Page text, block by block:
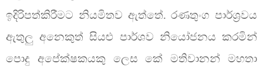
ඉදිරිපත්කිරීමට නියමිතව ඇත්තේ. රණතුංග පාර්ශ්‍රවය
ඇතුලු අනෙකුත් සියළු පාර්ශව නියෝජනය කරමින්
පොදු අපේක්ෂකයකු ලෙස කේ මතිවානන් මහතා